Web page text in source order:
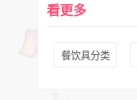
看更多
餐饮具分类